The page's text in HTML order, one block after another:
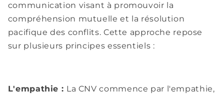
communication visant à promouvoir la
compréhension mutuelle et la résolution
pacifique des conflits. Cette approche repose
sur plusieurs principes essentiels :
L'empathie : La CNV commence par l'empathie,